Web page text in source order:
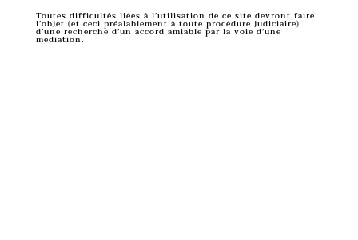
Toutes difficultés liées à l’utilisation de ce site devront faire
l’objet (et ceci préalablement à toute procédure judiciaire)
d’une recherche d’un accord amiable par la voie d’une
médiation.